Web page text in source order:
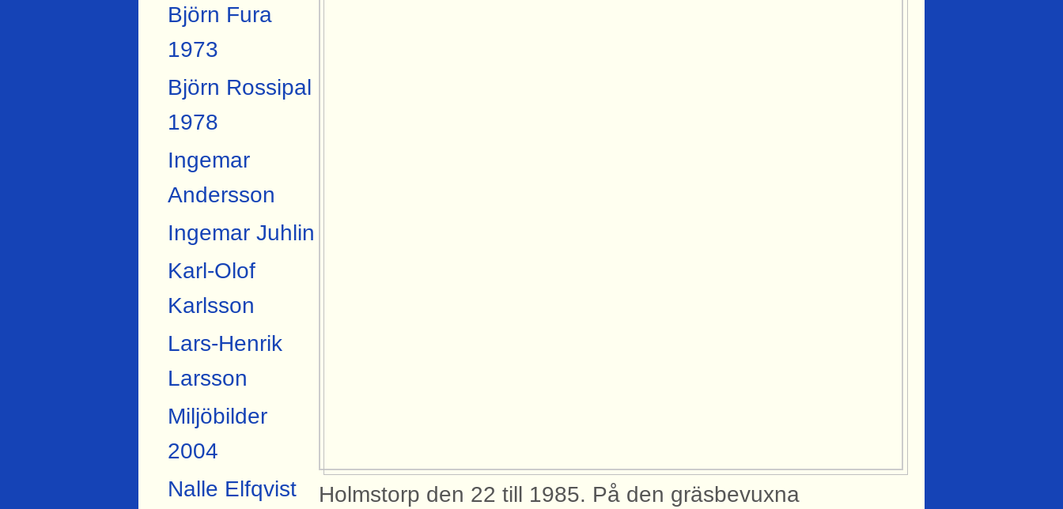
Björn Fura
1973
Björn Rossipal
1978
Ingemar
Andersson
Ingemar Juhlin
Karl-Olof
Karlsson
Lars-Henrik
Larsson
Miljöbilder
2004
Nalle Elfqvist
Holmstorp den 22 till 1985. På den gräsbevuxna